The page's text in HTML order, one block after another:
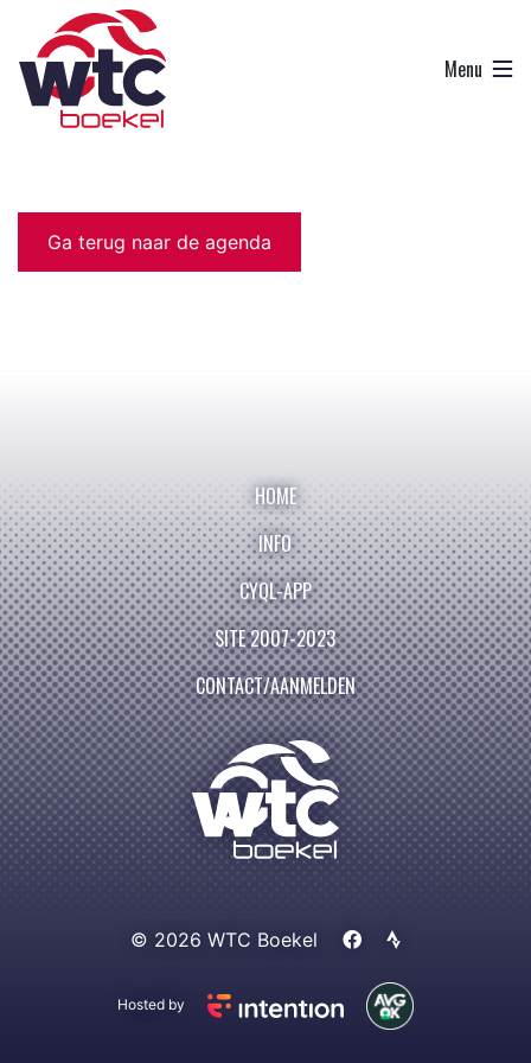
Ga terug naar de agenda
HOME
INFO
CYQL-APP
SITE 2007-2023
CONTACT/AANMELDEN
© 2026 WTC Boekel
Hosted by